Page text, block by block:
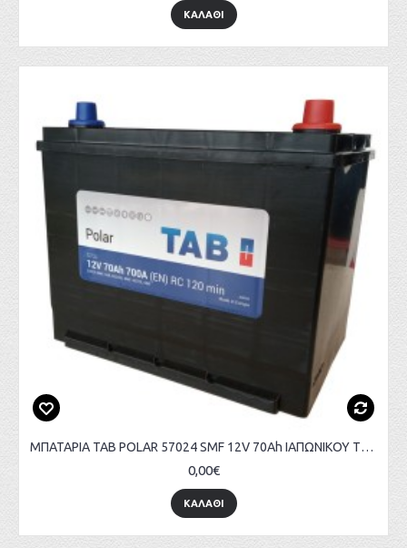
ΚΑΛΑΘΙ
ΜΠΑΤΑΡΙΑ TAB POLAR 57024 SMF 12V 70Ah ΙΑΠΩΝΙΚΟΥ ΤΥΠΟΥ
0,00€
ΚΑΛΑΘΙ